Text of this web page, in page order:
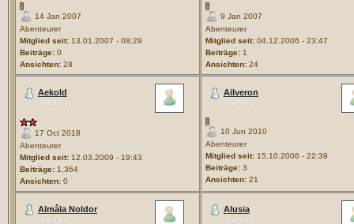
14 Jan 2007
Abenteurer
Mitglied seit:13.01.2007 - 08:29
Beiträge:0
Ansichten:28
9 Jan 2007
Abenteurer
Mitglied seit:04.12.2006 - 23:47
Beiträge:1
Ansichten:24
Aekold
17 Oct 2018
Abenteurer
Mitglied seit:12.03.2009 - 19:43
Beiträge:1,364
Ansichten:0
Ailveron
10 Jun 2010
Abenteurer
Mitglied seit:15.10.2006 - 22:39
Beiträge:3
Ansichten:21
Almâla Noldor Alusia